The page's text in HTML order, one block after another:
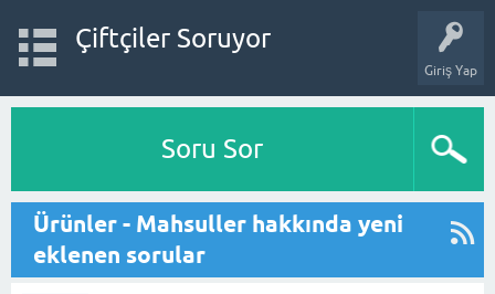
Giriş Yap
Çiftçiler Soruyor
Soru Sor
Ürünler - Mahsuller hakkında yeni
eklenen sorular